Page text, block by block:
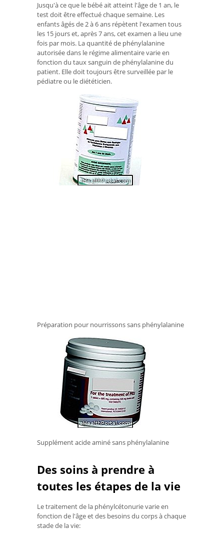
Jusqu'à ce que le bébé ait atteint l'âge de 1 an, le
test doit être effectué chaque semaine. Les
enfants âgés de 2 à 6 ans répètent l'examen tous
les 15 jours et, après 7 ans, cet examen a lieu une
fois par mois. La quantité de phénylalanine
autorisée dans le régime alimentaire varie en
fonction du taux sanguin de phénylalanine du
patient. Elle doit toujours être surveillée par le
pédiatre ou le diététicien.
Préparation pour nourrissons sans phénylalanine
Supplément acide aminé sans phénylalanine
Des soins à prendre à
toutes les étapes de la vie
Le traitement de la phénylcétonurie varie en
fonction de l'âge et des besoins du corps à chaque
stade de la vie: